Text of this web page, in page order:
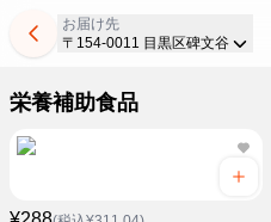
お届け先
〒154-0011 目黒区碑文谷
栄養補助食品